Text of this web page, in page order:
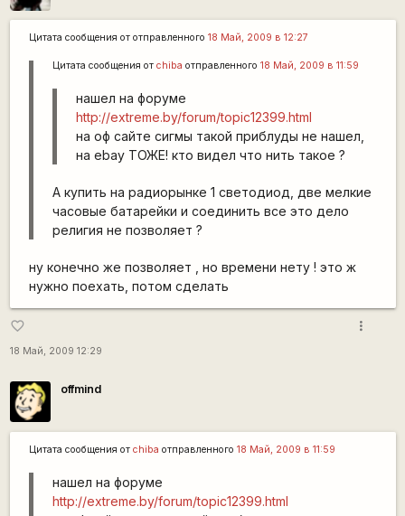
Цитата сообщения от отправленного 18 Май, 2009 в 12:27
Цитата сообщения от chiba отправленного 18 Май, 2009 в 11:59
нашел на форуме
http://extreme.by/forum/topic12399.html
на оф сайте сигмы такой приблуды не нашел,
на ebay ТОЖЕ! кто видел что нить такое ?
А купить на радиорынке 1 светодиод, две мелкие
часовые батарейки и соединить все это дело
религия не позволяет ?
ну конечно же позволяет , но времени нету ! это ж
нужно поехать, потом сделать
favorite_border
18 Май, 2009 12:29
more_vert
offmind
Цитата сообщения от chiba отправленного 18 Май, 2009 в 11:59
нашел на форуме
http://extreme.by/forum/topic12399.html